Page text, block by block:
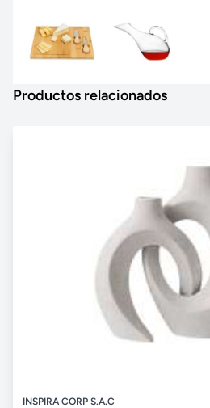
Productos relacionados
INSPIRA CORP S.A.C